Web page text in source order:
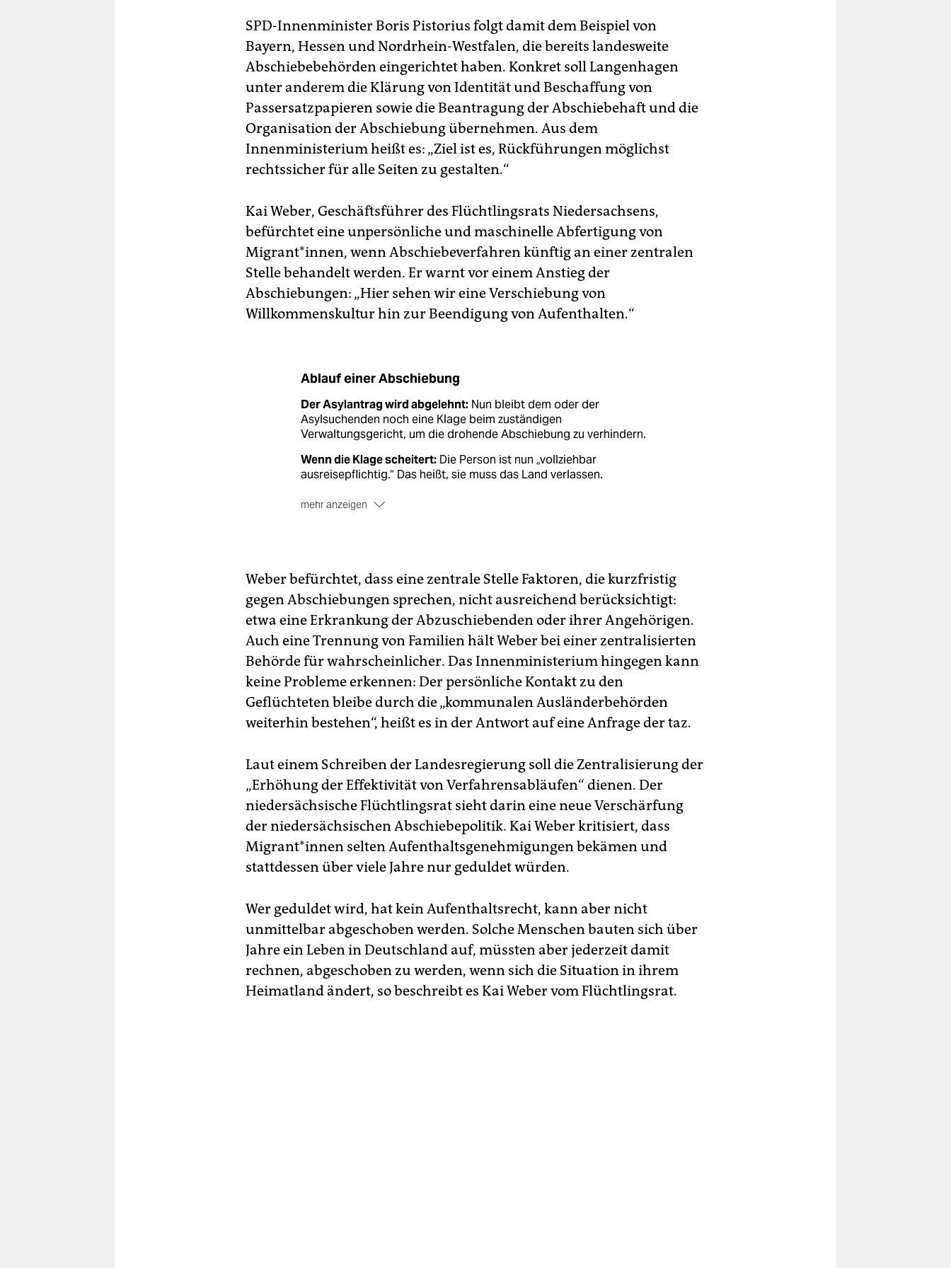
SPD-Innenminister Boris Pistorius folgt damit dem Beispiel von
Bayern, Hessen und Nordrhein-Westfalen, die bereits landesweite
Abschiebebehörden eingerichtet haben. Konkret soll Langenhagen
unter anderem die Klärung von Identität und Beschaffung von
Passersatzpapieren sowie die Beantragung der Abschiebehaft und die
Organisation der Abschiebung übernehmen. Aus dem
Innenministerium heißt es: „Ziel ist es, Rückführungen möglichst
rechtssicher für alle Seiten zu gestalten.“
Kai Weber, Geschäftsführer des Flüchtlingsrats Niedersachsens,
befürchtet eine unpersönliche und maschinelle Abfertigung von
Migrant*innen, wenn Abschiebeverfahren künftig an einer zentralen
Stelle behandelt werden. Er warnt vor einem Anstieg der
Abschiebungen: „Hier sehen wir eine Verschiebung von
Willkommenskultur hin zur Beendigung von Aufenthalten.“
Ablauf einer Abschiebung
Der Asylantrag wird abgelehnt:Nun bleibt dem oder der
Asylsuchenden noch eine Klage beim zuständigen
Verwaltungsgericht, um die drohende Abschiebung zu verhindern.
Wenn die Klage scheitert:Die Person ist nun „vollziehbar
ausreisepflichtig.“ Das heißt, sie muss das Land verlassen.
mehr anzeigen
erstellt werden. Sollte dies nicht möglich sein, ist eine
Abschiebung nicht möglich. Gibt es ein Passersatzpapier, so wird
ein Flug gebucht und die Polizei verständigt.
Polizisten holen die Menschen an ihren Aufenthaltsorten ab
und
übergeben sie am Flughafen der Bundespolizei.
Weber befürchtet, dass eine zentrale Stelle Faktoren, die kurzfristig
gegen Abschiebungen sprechen, nicht ausreichend berücksichtigt:
etwa eine Erkrankung der Abzuschiebenden oder ihrer Angehörigen.
Auch eine Trennung von Familien hält Weber bei einer zentralisierten
Behörde für wahrscheinlicher. Das Innenministerium hingegen kann
keine Probleme erkennen: Der persönliche Kontakt zu den
Geflüchteten bleibe durch die „kommunalen Ausländerbehörden
weiterhin bestehen“, heißt es in der Antwort auf eine Anfrage der taz.
Laut einem Schreiben der Landesregierung soll die Zentralisierung der
„Erhöhung der Effektivität von Verfahrensabläufen“ dienen. Der
niedersächsische Flüchtlingsrat sieht darin eine neue Verschärfung
der niedersächsischen Abschiebepolitik. Kai Weber kritisiert, dass
Migrant*innen selten Aufenthaltsgenehmigungen bekämen und
stattdessen über viele Jahre nur geduldet würden.
Wer geduldet wird, hat kein Aufenthaltsrecht, kann aber nicht
unmittelbar abgeschoben werden. Solche Menschen bauten sich über
Jahre ein Leben in Deutschland auf, müssten aber jederzeit damit
rechnen, abgeschoben zu werden, wenn sich die Situation in ihrem
Heimatland ändert, so beschreibt es Kai Weber vom Flüchtlingsrat.